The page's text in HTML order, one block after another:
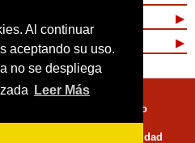
Al continuar
aceptando su uso.
no se despliega
Leer Más
Términos de Uso
Políticas de Privacidad